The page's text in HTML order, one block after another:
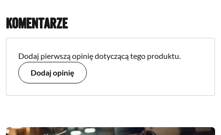
Komentarze
Dodaj pierwszą opinię dotyczącą tego produktu.
Dodaj opinię